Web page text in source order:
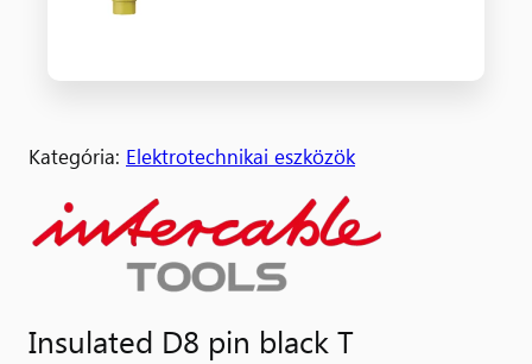
Kategória: Elektrotechnikai eszközök
Insulated D8 pin black T